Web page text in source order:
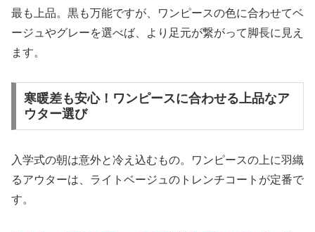
最も上品。黒も万能ですが、ワンピースの色に合わせてベ
ージュやグレーを選べば、より足元が繋がって脚長に見え
ます。
寒暖差も安心！ワンピースに合わせる上品なア
ウター選び
入学式の朝は意外と冷え込むもの。ワンピースの上に羽織
るアウターは、ライトベージュのトレンチコートが定番で
す。